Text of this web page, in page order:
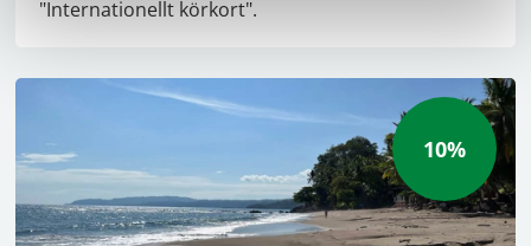
"Internationellt körkort".
10%